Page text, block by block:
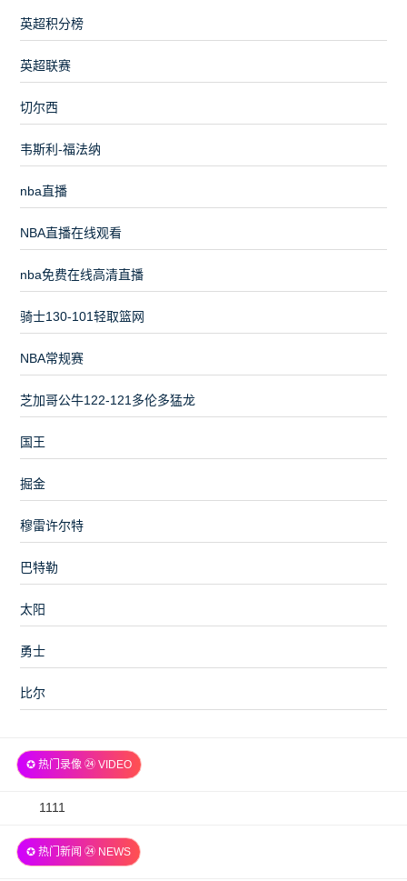
英超积分榜
英超联赛
切尔西
韦斯利-福法纳
nba直播
NBA直播在线观看
nba免费在线高清直播
骑士130-101轻取篮网
NBA常规赛
芝加哥公牛122-121多伦多猛龙
国王
掘金
穆雷许尔特
巴特勒
太阳
勇士
比尔
✪ 热门录像 ㉔ VIDEO
2026-
06
1111
✪ 热门新闻 ㉔ NEWS